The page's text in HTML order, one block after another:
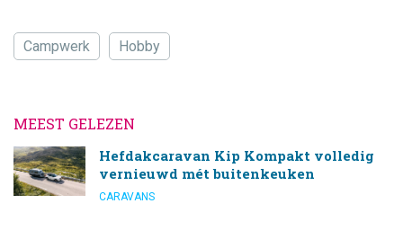
Campwerk Hobby
MEEST GELEZEN
Hefdakcaravan Kip Kompakt volledig
vernieuwd mét buitenkeuken
CARAVANS